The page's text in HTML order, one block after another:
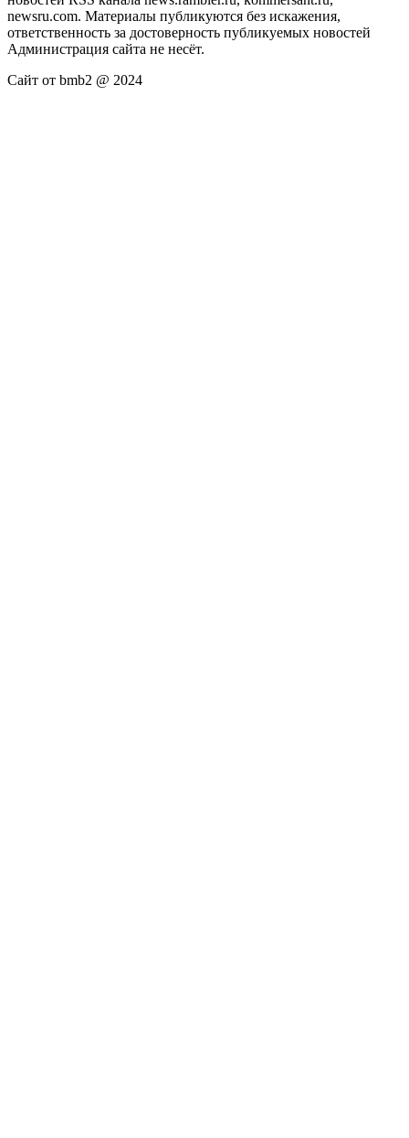
newsru.com. Материалы публикуются без искажения,
ответственность за достоверность публикуемых новостей
Администрация сайта не несёт.
Сайт от bmb2 @ 2024